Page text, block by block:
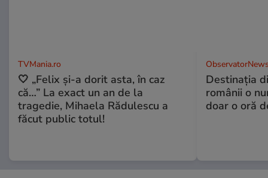
TVMania.ro
🤍 „Felix și-a dorit asta, în caz
că…” La exact un an de la
tragedie, Mihaela Rădulescu a
făcut public totul!
Destinaţia
românii o
doar o oră